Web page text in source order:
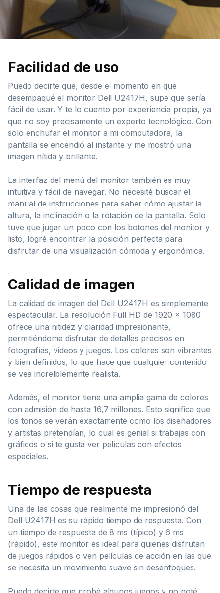
Facilidad de uso
Puedo decirte que, desde el momento en que
desempaqué el monitor Dell U2417H, supe que sería
fácil de usar. Y te lo cuento por experiencia propia, ya
que no soy precisamente un experto tecnológico. Con
solo enchufar el monitor a mi computadora, la
pantalla se encendió al instante y me mostró una
imagen nítida y brillante.
La interfaz del menú del monitor también es muy
intuitiva y fácil de navegar. No necesité buscar el
manual de instrucciones para saber cómo ajustar la
altura, la inclinación o la rotación de la pantalla. Solo
tuve que jugar un poco con los botones del monitor y
listo, logré encontrar la posición perfecta para
disfrutar de una visualización cómoda y ergonómica.
Calidad de imagen
La calidad de imagen del Dell U2417H es simplemente
espectacular. La resolución Full HD de 1920 x 1080
ofrece una nitidez y claridad impresionante,
permitiéndome disfrutar de detalles precisos en
fotografías, videos y juegos. Los colores son vibrantes
y bien definidos, lo que hace que cualquier contenido
se vea increíblemente realista.
Además, el monitor tiene una amplia gama de colores
con admisión de hasta 16,7 millones. Esto significa que
los tonos se verán exactamente como los diseñadores
y artistas pretendían, lo cual es genial si trabajas con
gráficos o si te gusta ver películas con efectos
especiales.
Tiempo de respuesta
Una de las cosas que realmente me impresionó del
Dell U2417H es su rápido tiempo de respuesta. Con
un tiempo de respuesta de 8 ms (típico) y 6 ms
(rápido), este monitor es ideal para quienes disfrutan
de juegos rápidos o ven películas de acción en las que
se necesita un movimiento suave sin desenfoques.
Puedo decirte que probé algunos juegos y no noté